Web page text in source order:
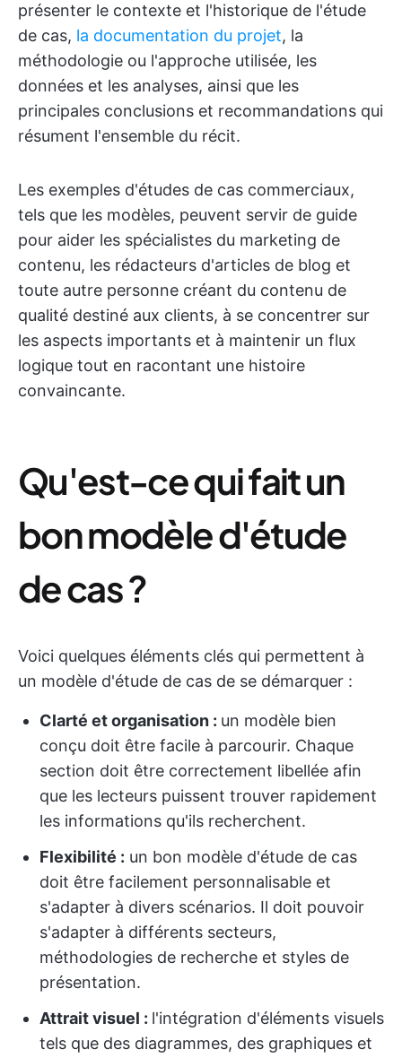
présenter le contexte et l'historique de l'étude
de cas, la documentation du projet, la
méthodologie ou l'approche utilisée, les
données et les analyses, ainsi que les
principales conclusions et recommandations qui
résument l'ensemble du récit.
Les exemples d'études de cas commerciaux,
tels que les modèles, peuvent servir de guide
pour aider les spécialistes du marketing de
contenu, les rédacteurs d'articles de blog et
toute autre personne créant du contenu de
qualité destiné aux clients, à se concentrer sur
les aspects importants et à maintenir un flux
logique tout en racontant une histoire
convaincante.
Qu'est-ce qui fait un
bon modèle d'étude
de cas ?
Voici quelques éléments clés qui permettent à
un modèle d'étude de cas de se démarquer :
Clarté et organisation : un modèle bien
conçu doit être facile à parcourir. Chaque
section doit être correctement libellée afin
que les lecteurs puissent trouver rapidement
les informations qu'ils recherchent.
Flexibilité : un bon modèle d'étude de cas
doit être facilement personnalisable et
s'adapter à divers scénarios. Il doit pouvoir
s'adapter à différents secteurs,
méthodologies de recherche et styles de
présentation.
Attrait visuel : l'intégration d'éléments visuels
tels que des diagrammes, des graphiques et